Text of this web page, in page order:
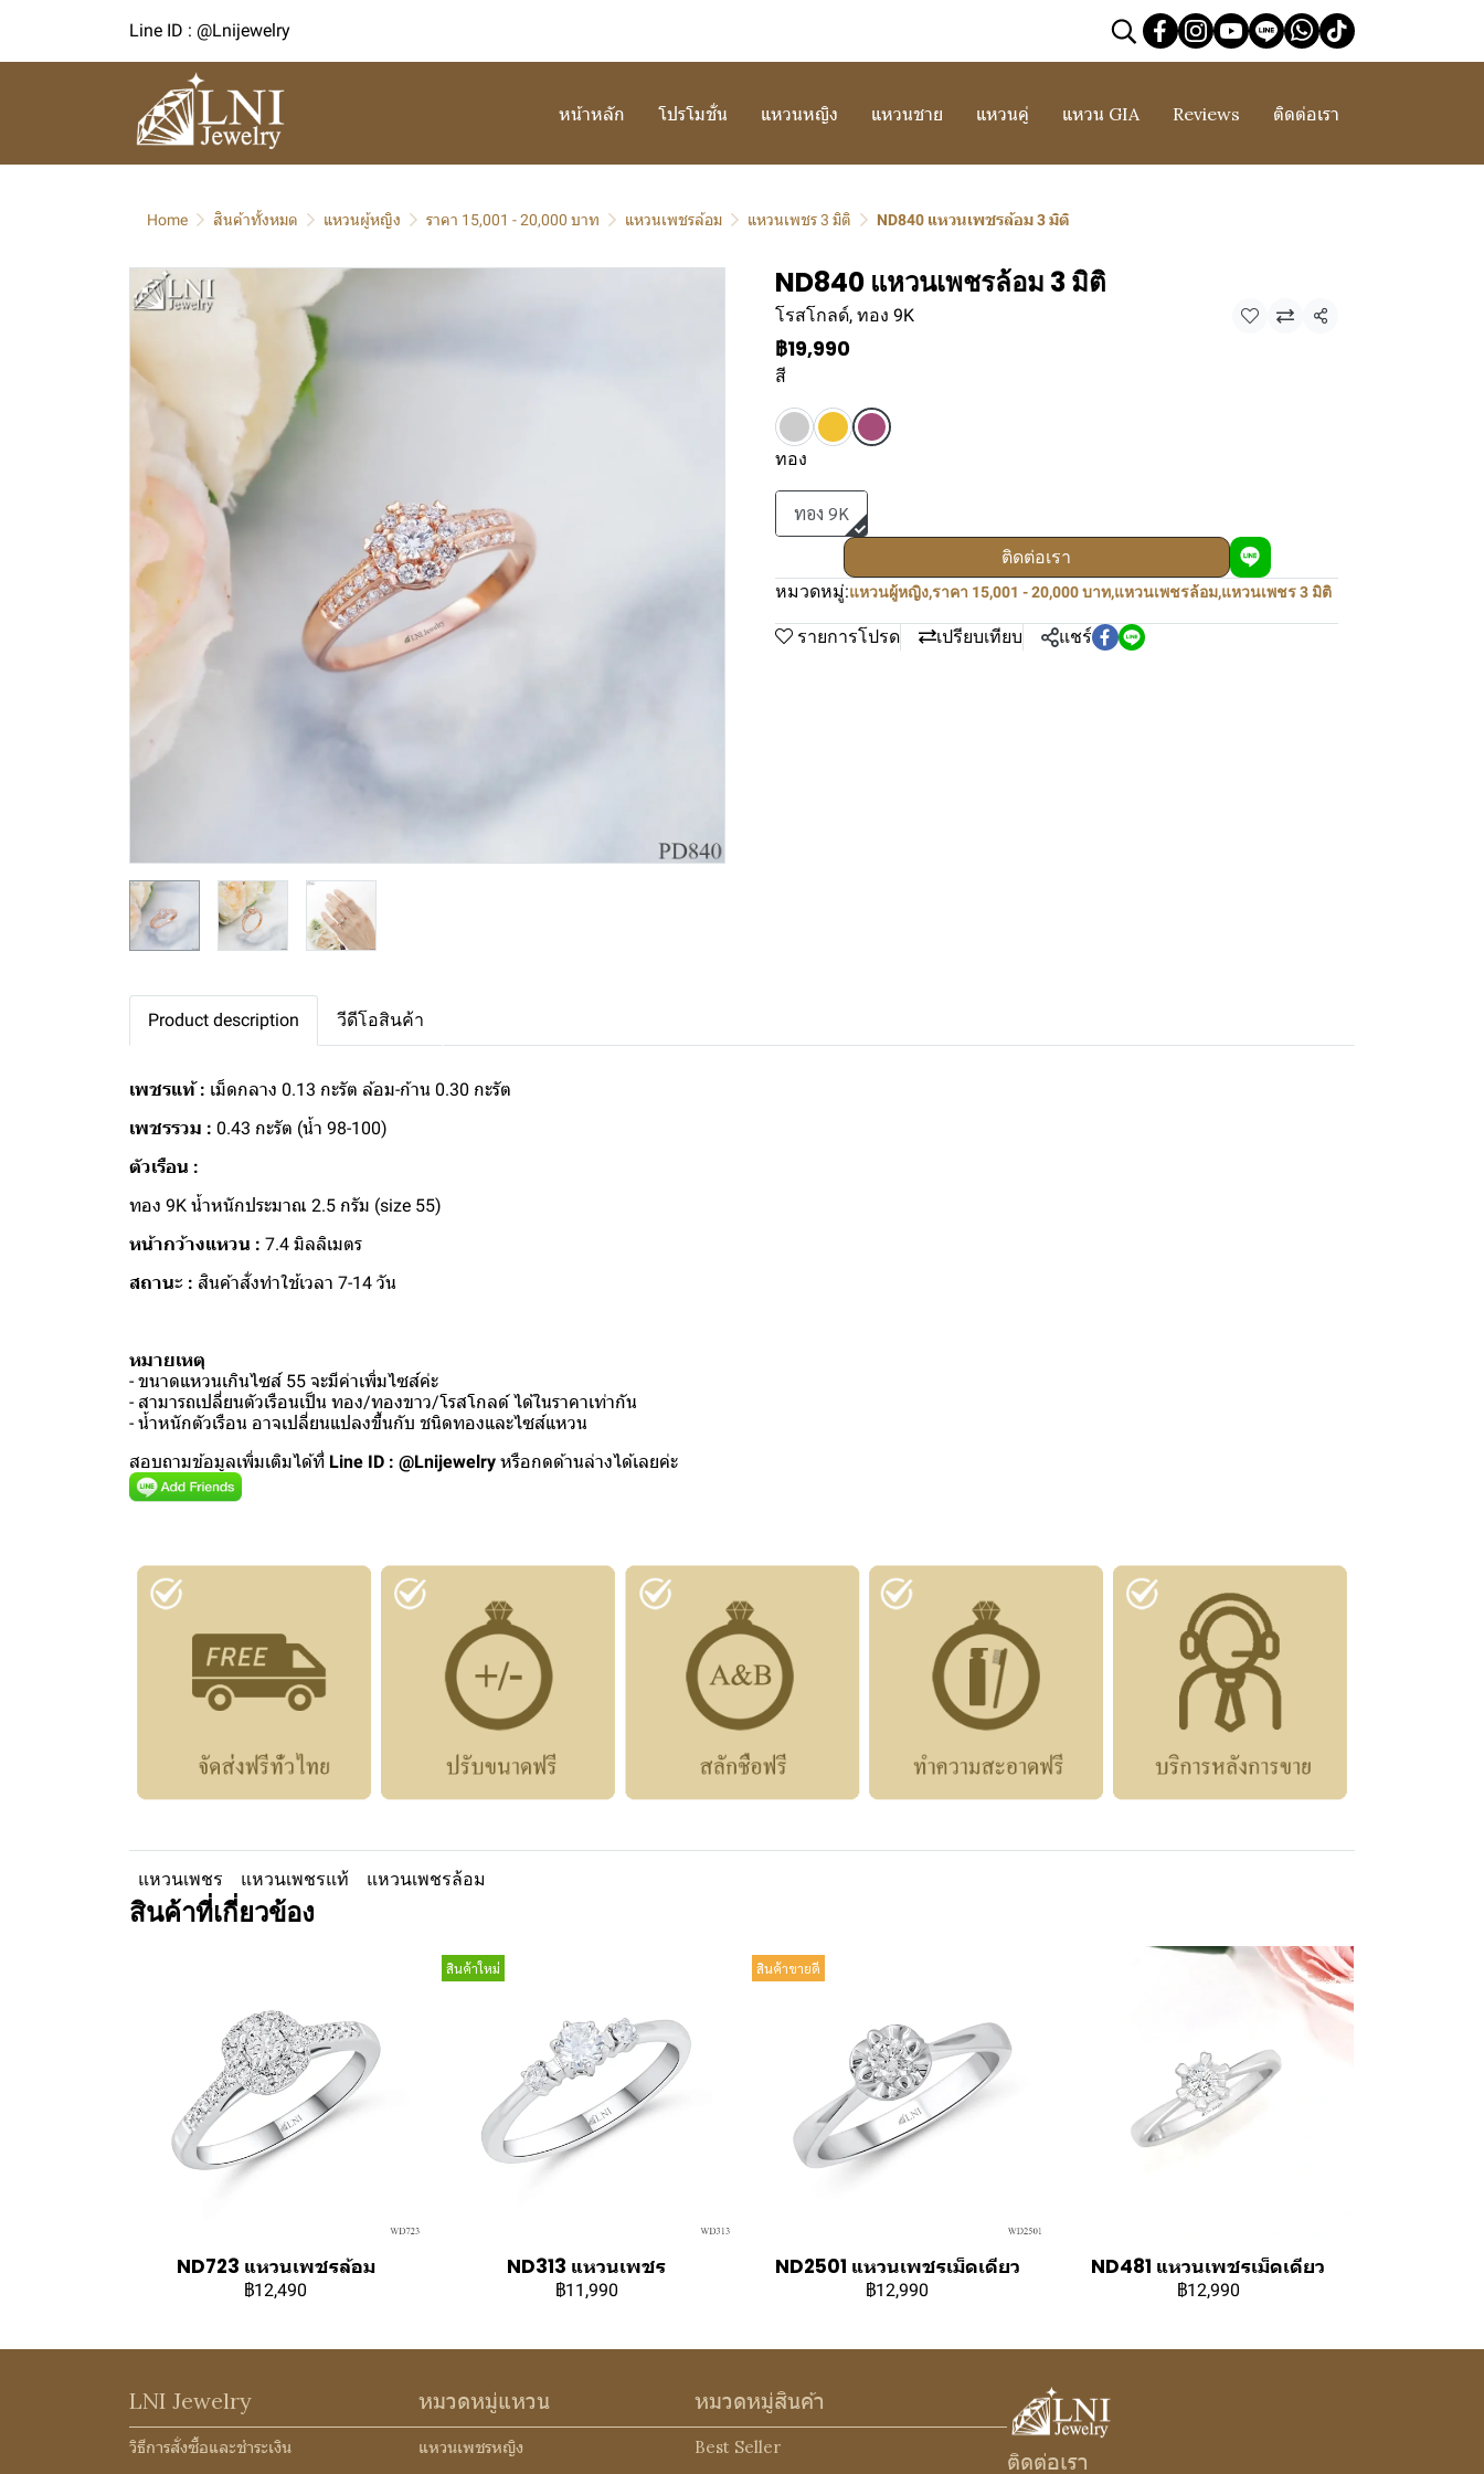
Line ID : @Lnijewelry
หน้าหลัก โปรโมชั่น แหวนหญิง แหวนชาย แหวนคู่ แหวน GIA Reviews ติดต่อเรา
Home สินค้าทั้งหมด แหวนผู้หญิง ราคา 15,001 - 20,000 บาท แหวนเพชรล้อม แหวนเพชร 3 มิติ ND840 แหวนเพชรล้อม 3 มิติ
ND840 แหวนเพชรล้อม 3 มิติ
โรสโกลด์, ทอง 9K แชร์
฿19,990
สี
ทอง
ทอง 9K
ติดต่อเรา
หมวดหมู่:แหวนผู้หญิง,ราคา 15,001 - 20,000 บาท,แหวนเพชรล้อม,แหวนเพชร 3 มิติ
รายการโปรด เปรียบเทียบ แชร์
Product description วีดีโอสินค้า
เพชรแท้ : เม็ดกลาง 0.13 กะรัต ล้อม-ก้าน 0.30 กะรัต
เพชรรวม : 0.43 กะรัต (น้ำ 98-100)
ตัวเรือน :
ทอง 9K น้ำหนักประมาณ 2.5 กรัม (size 55)
หน้ากว้างแหวน : 7.4 มิลลิเมตร
สถานะ : สินค้าสั่งทำใช้เวลา 7-14 วัน
หมายเหตุ
- ขนาดแหวนเกินไซส์ 55 จะมีค่าเพิ่มไซส์ค่ะ
- สามารถเปลี่ยนตัวเรือนเป็น ทอง/ทองขาว/โรสโกลด์ ได้ในราคาเท่ากัน
- น้ำหนักตัวเรือน อาจเปลี่ยนแปลงขึ้นกับ ชนิดทองและไซส์แหวน
สอบถามข้อมูลเพิ่มเติมได้ที่ Line ID : @Lnijewelry หรือกดด้านล่างได้เลยค่ะ
แหวนเพชร แหวนเพชรแท้ แหวนเพชรล้อม
สินค้าที่เกี่ยวข้อง
ND723 แหวนเพชรล้อม
฿12,490
สินค้าใหม่
ND313 แหวนเพชร
฿11,990
สินค้าขายดี
ND2501 แหวนเพชรเม็ดเดียว
฿12,990
ND481 แหวนเพชรเม็ดเดียว
฿12,990
LNI Jewelry
วิธีการสั่งซื้อและชำระเงิน
หมวดหมู่แหวน
แหวนเพชรหญิง
หมวดหมู่สินค้า
Best Seller
ติดต่อเรา